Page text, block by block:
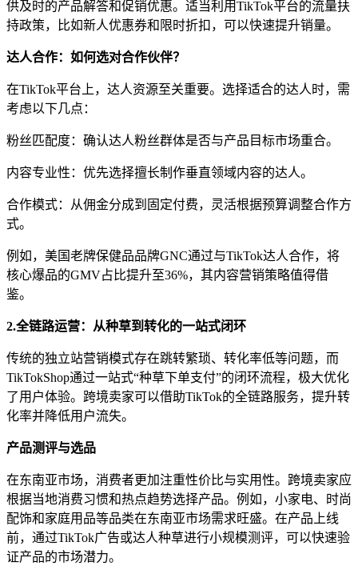
供及时的产品解答和促销优惠。适当利用TikTok平台的流量扶
持政策，比如新人优惠券和限时折扣，可以快速提升销量。
达人合作：如何选对合作伙伴？
在TikTok平台上，达人资源至关重要。选择适合的达人时，需
考虑以下几点：
粉丝匹配度：确认达人粉丝群体是否与产品目标市场重合。
内容专业性：优先选择擅长制作垂直领域内容的达人。
合作模式：从佣金分成到固定付费，灵活根据预算调整合作方
式。
例如，美国老牌保健品品牌GNC通过与TikTok达人合作，将
核心爆品的GMV占比提升至36%，其内容营销策略值得借
鉴。
2.全链路运营：从种草到转化的一站式闭环
传统的独立站营销模式存在跳转繁琐、转化率低等问题，而
TikTokShop通过一站式“种草下单支付”的闭环流程，极大优化
了用户体验。跨境卖家可以借助TikTok的全链路服务，提升转
化率并降低用户流失。
产品测评与选品
在东南亚市场，消费者更加注重性价比与实用性。跨境卖家应
根据当地消费习惯和热点趋势选择产品。例如，小家电、时尚
配饰和家庭用品等品类在东南亚市场需求旺盛。在产品上线
前，通过TikTok广告或达人种草进行小规模测评，可以快速验
证产品的市场潜力。